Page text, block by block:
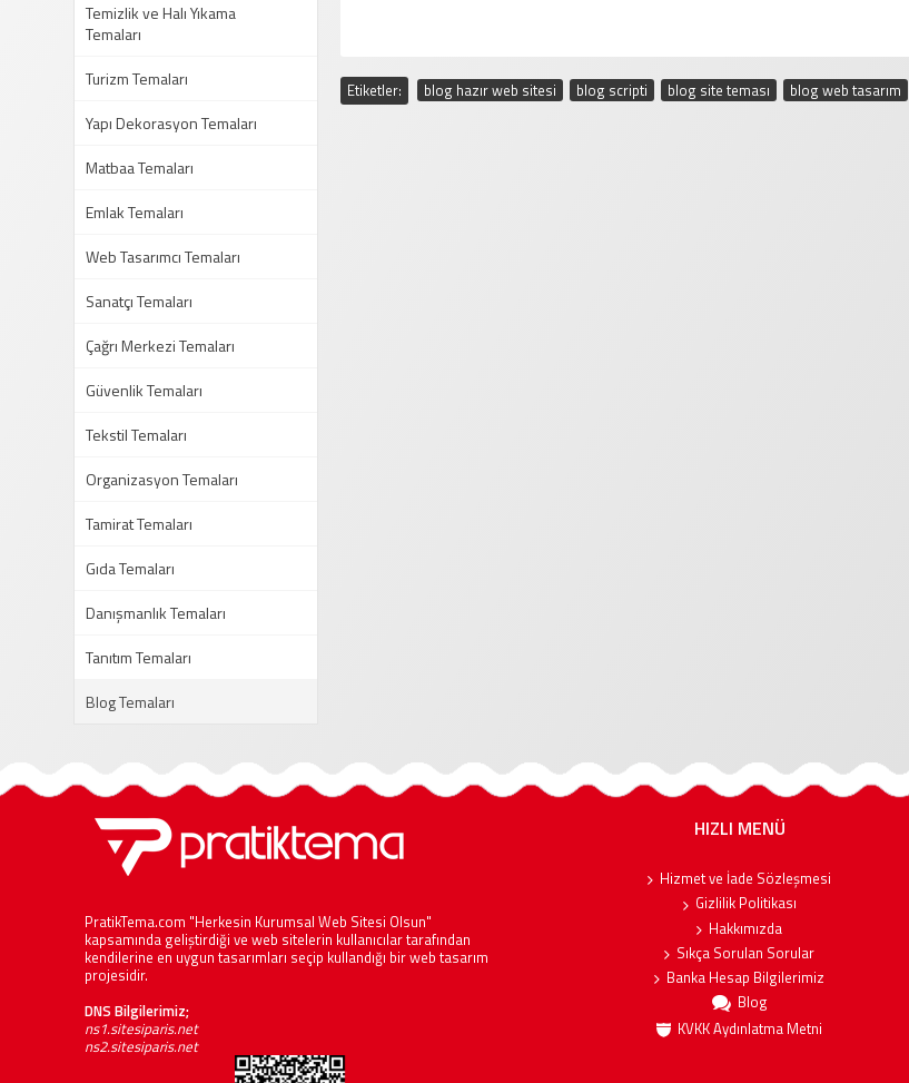
Temizlik ve Halı Yıkama
Temaları
Turizm Temaları
Yapı Dekorasyon Temaları
Matbaa Temaları
Emlak Temaları
Web Tasarımcı Temaları
Sanatçı Temaları
Çağrı Merkezi Temaları
Güvenlik Temaları
Tekstil Temaları
Organizasyon Temaları
Tamirat Temaları
Gıda Temaları
Danışmanlık Temaları
Tanıtım Temaları
Blog Temaları
Etiketler: blog hazır web sitesi blog scripti blog site teması blog web tasarım
PratikTema.com "Herkesin Kurumsal Web Sitesi Olsun"
kapsamında geliştirdiği ve web sitelerin kullanıcılar tarafından
kendilerine en uygun tasarımları seçip kullandığı bir web tasarım
projesidir.
DNS Bilgilerimiz;
ns1.sitesiparis.net
ns2.sitesiparis.net
HIZLI MENÜ
Hizmet ve İade Sözleşmesi
Gizlilik Politikası
Hakkımızda
Sıkça Sorulan Sorular
Banka Hesap Bilgilerimiz
Blog
KVKK Aydınlatma Metni